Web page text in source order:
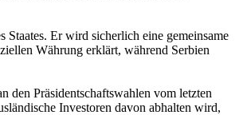
Er wird sicherlich eine gemeinsame
Währung erklärt, während Serbien
den Präsidentschaftswahlen vom letzten
Investoren davon abhalten wird,